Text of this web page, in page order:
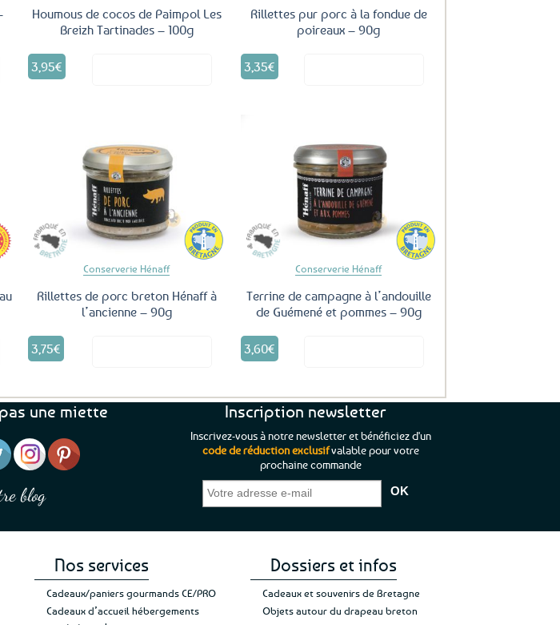
Houmous de cocos de Paimpol Les
Breizh Tartinades – 100g
3,95€
Rillettes pur porc à la fondue de
poireaux – 90g
3,35€
Conserverie Hénaff
Rillettes de porc breton Hénaff à
l’ancienne – 90g
3,75€
Conserverie Hénaff
Terrine de campagne à l’andouille
de Guémené et pommes – 90g
3,60€
pour
produits
M.
“J’ai mis 5 étoiles parce que je pouvais pas
en mettre 6 ;)
Je suis plus que satisfaite de mon achat et
de ma livraison. Ne changez rien”Jade C.
“C’est agréable et tout aussi rassurant
de constater qu’il n’y a pas de petite
commande, mais un client à satisfaire.”
une miette
blog
Inscription newsletter
Inscrivez-vous à notre newsletter et bénéficiez d'un
code de réduction exclusifvalable pour votre
prochaine commande
Nos services
Cadeaux/paniers gourmands CE/PRO
Cadeaux d’accueil hébergements
Dossiers et infos
Cadeaux et souvenirs de Bretagne
Objets autour du drapeau breton